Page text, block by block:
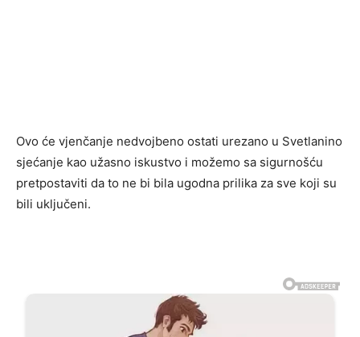
Ovo će vjenčanje nedvojbeno ostati urezano u Svetlanino
sjećanje kao užasno iskustvo i možemo sa sigurnošću
pretpostaviti da to ne bi bila ugodna prilika za sve koji su
bili uključeni.